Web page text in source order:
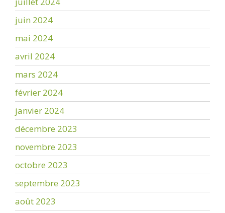
juin 2024
mai 2024
avril 2024
mars 2024
février 2024
janvier 2024
décembre 2023
novembre 2023
octobre 2023
septembre 2023
août 2023